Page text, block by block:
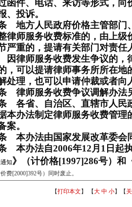
函件、电话、来访等形式，向
、投诉。
地方人民政府价格主管部门
律师服务收费标准的，由上级
严重的，提请有关部门对责任
律师服务收费发生争议的，
，可以提请律师事务所所在
处理，也可以申请仲裁或者向
律师服务收费争议调解办法
各省、自治区、直辖市人民
本办法制定律师服务收费管理
案。
本办法由国家发展改革委会
本办法自2006年12月1日起
知 》（计价格[1997]286号）和
费[2000]392号）同时废止。
【打印本文 】 【大 中 小】【